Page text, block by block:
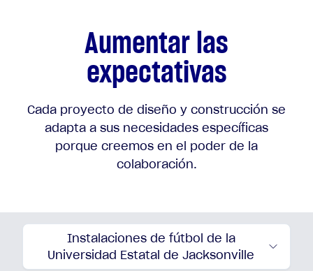
Aumentar las
expectativas
Cada proyecto de diseño y construcción se
adapta a sus necesidades específicas
porque creemos en el poder de la
colaboración.
Instalaciones de fútbol de la
Universidad Estatal de Jacksonville